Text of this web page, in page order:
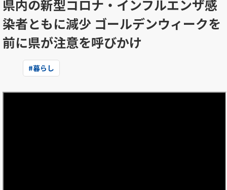
県内の新型コロナ・インフルエンザ感
染者ともに減少 ゴールデンウィークを
前に県が注意を呼びかけ
#暮らし